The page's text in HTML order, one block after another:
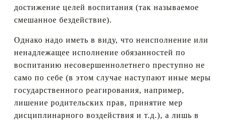
достижение целей воспитания (так называемое
смешанное бездействие).
Однако надо иметь в виду, что неисполнение или
ненадлежащее исполнение обязанностей по
воспитанию несовершеннолетнего преступно не
само по себе (в этом случае наступают иные меры
государственного реагирования, например,
лишение родительских прав, принятие мер
дисциплинарного воздействия и т.д.), а лишь в